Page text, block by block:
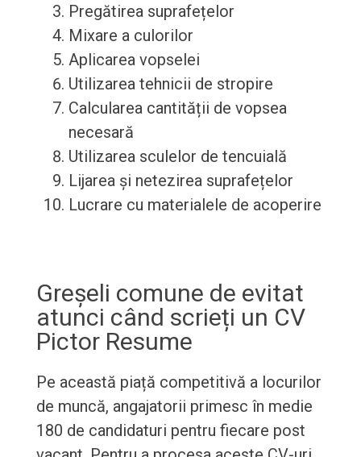
Pregătirea suprafețelor
Mixare a culorilor
Aplicarea vopselei
Utilizarea tehnicii de stropire
Calcularea cantității de vopsea
necesară
Utilizarea sculelor de tencuială
Lijarea și netezirea suprafețelor
Lucrare cu materialele de acoperire
Greșeli comune de evitat
atunci când scrieți un CV
Pictor Resume
Pe această piață competitivă a locurilor
de muncă, angajatorii primesc în medie
180 de candidaturi pentru fiecare post